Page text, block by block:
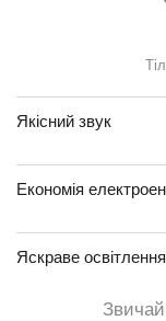
Якісний звук
Економія
Яскраве освітлення